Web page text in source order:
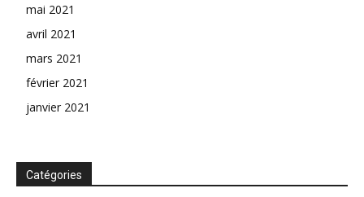
mai 2021
avril 2021
mars 2021
février 2021
janvier 2021
Catégories